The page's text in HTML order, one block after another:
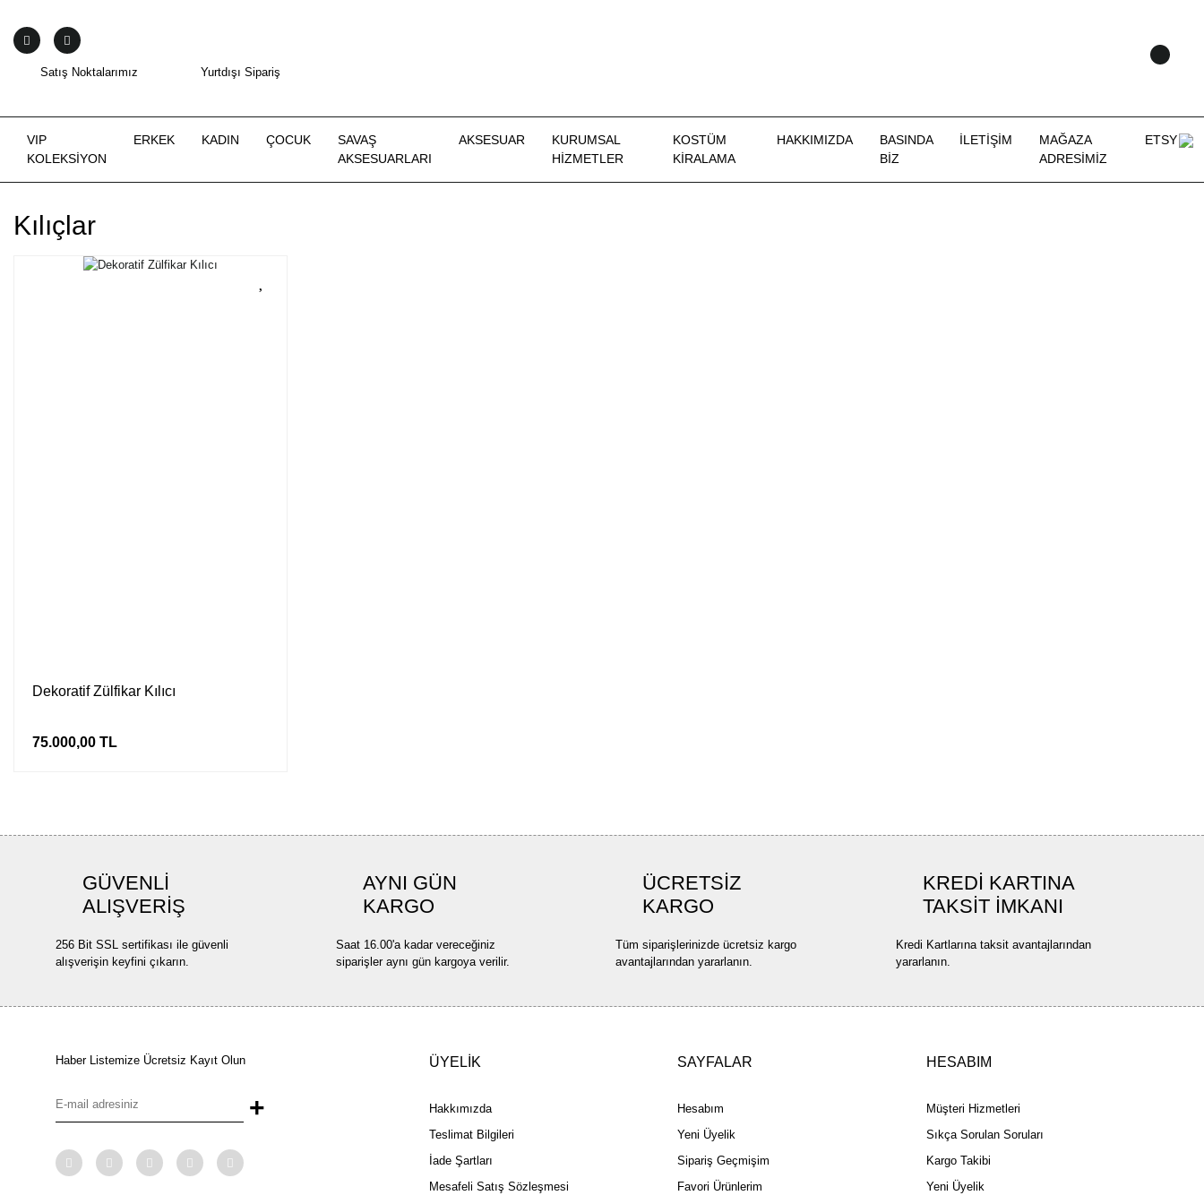
Satış Noktalarımız Yurtdışı Sipariş
VIP
KOLEKSİYON
ERKEK KADIN ÇOCUK
SAVAŞ
AKSESUARLARI
AKSESUAR
KURUMSAL
HİZMETLER
KOSTÜM
KIRALAMA
HAKKIMIZDA
BASINDA
BİZ
İLETİŞİM
MAĞAZA
ADRESİMİZ
ETSY
Kılıçlar
Dekoratif Zülfikar Kılıcı
75.000,00 TL
GÜVENLİ
ALIŞVERİŞ
256 Bit SSL sertifikası ile güvenli
alışverişin keyfini çıkarın.
AYNI GÜN
KARGO
Saat 16.00'a kadar vereceğiniz
siparişler aynı gün kargoya verilir.
ÜCRETSİZ
KARGO
Tüm siparişlerinizde ücretsiz kargo
avantajlarından yararlanın.
KREDİ KARTINA
TAKSİT İMKANI
Kredi Kartlarına taksit avantajlarından
yararlanın.
Haber Listemize Ücretsiz Kayıt Olun
+
ÜYELİK
Hakkımızda
Teslimat Bilgileri
İade Şartları
Mesafeli Satış Sözleşmesi
SAYFALAR
Hesabım
Yeni Üyelik
Sipariş Geçmişim
Favori Ürünlerim
HESABIM
Müşteri Hizmetleri
Sıkça Sorulan Soruları
Kargo Takibi
Yeni Üyelik